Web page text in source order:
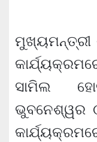
ମୁଖ୍ୟମନ୍ତ୍ରୀ
ସାମିଲ
ଭୁବନେଶ୍ୱର